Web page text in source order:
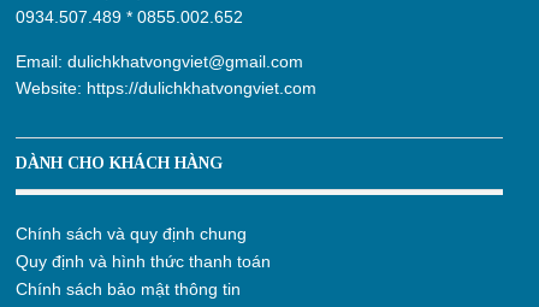
0934.507.489 *0855.002.652
Email:dulichkhatvongviet@gmail.com
Website: https://dulichkhatvongviet.com
DÀNH CHO KHÁCH HÀNG
Chính sách và quy định chung
Quy định và hình thức thanh toán
Chính sách bảo mật thông tin